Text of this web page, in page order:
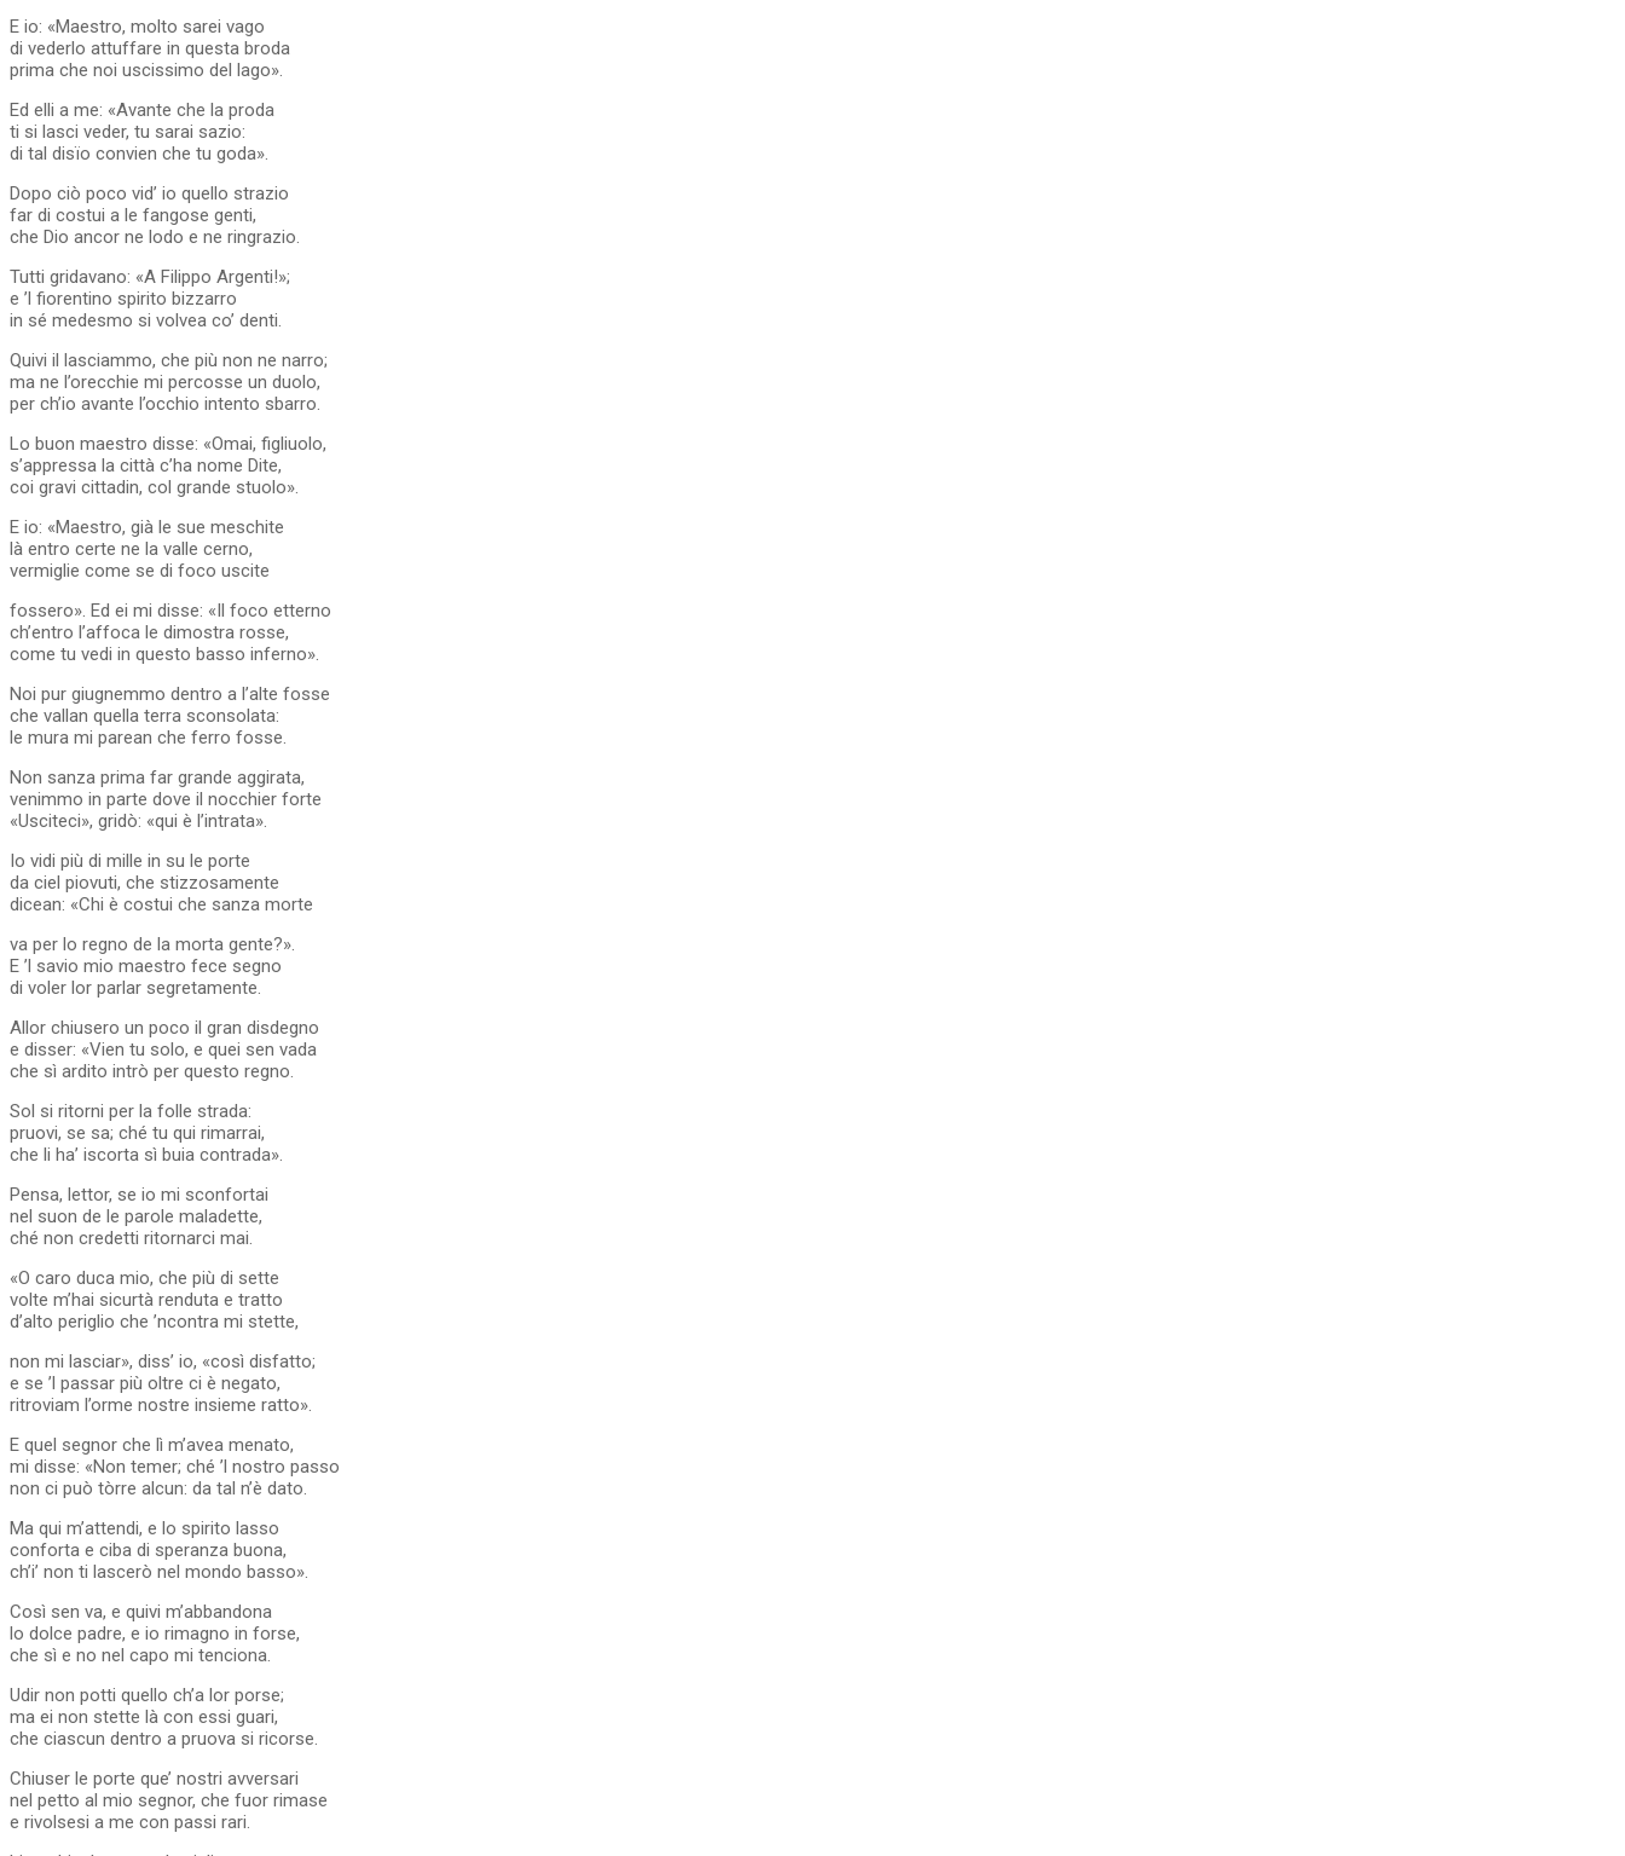
E io: «Maestro, molto sarei vago
di vederlo attuffare in questa broda
prima che noi uscissimo del lago».
Ed elli a me: «Avante che la proda
ti si lasci veder, tu sarai sazio:
di tal disïo convien che tu goda».
Dopo ciò poco vid’ io quello strazio
far di costui a le fangose genti,
che Dio ancor ne lodo e ne ringrazio.
Tutti gridavano: «A Filippo Argenti!»;
e ’l fiorentino spirito bizzarro
in sé medesmo si volvea co’ denti.
Quivi il lasciammo, che più non ne narro;
ma ne l’orecchie mi percosse un duolo,
per ch’io avante l’occhio intento sbarro.
Lo buon maestro disse: «Omai, figliuolo,
s’appressa la città c’ha nome Dite,
coi gravi cittadin, col grande stuolo».
E io: «Maestro, già le sue meschite
là entro certe ne la valle cerno,
vermiglie come se di foco uscite
fossero». Ed ei mi disse: «Il foco etterno
ch’entro l’affoca le dimostra rosse,
come tu vedi in questo basso inferno».
Noi pur giugnemmo dentro a l’alte fosse
che vallan quella terra sconsolata:
le mura mi parean che ferro fosse.
Non sanza prima far grande aggirata,
venimmo in parte dove il nocchier forte
«Usciteci», gridò: «qui è l’intrata».
Io vidi più di mille in su le porte
da ciel piovuti, che stizzosamente
dicean: «Chi è costui che sanza morte
va per lo regno de la morta gente?».
E ’l savio mio maestro fece segno
di voler lor parlar segretamente.
Allor chiusero un poco il gran disdegno
e disser: «Vien tu solo, e quei sen vada
che sì ardito intrò per questo regno.
Sol si ritorni per la folle strada:
pruovi, se sa; ché tu qui rimarrai,
che li ha’ iscorta sì buia contrada».
Pensa, lettor, se io mi sconfortai
nel suon de le parole maladette,
ché non credetti ritornarci mai.
«O caro duca mio, che più di sette
volte m’hai sicurtà renduta e tratto
d’alto periglio che ’ncontra mi stette,
non mi lasciar», diss’ io, «così disfatto;
e se ’l passar più oltre ci è negato,
ritroviam l’orme nostre insieme ratto».
E quel segnor che lì m’avea menato,
mi disse: «Non temer; ché ’l nostro passo
non ci può tòrre alcun: da tal n’è dato.
Ma qui m’attendi, e lo spirito lasso
conforta e ciba di speranza buona,
ch’i’ non ti lascerò nel mondo basso».
Così sen va, e quivi m’abbandona
lo dolce padre, e io rimagno in forse,
che sì e no nel capo mi tenciona.
Udir non potti quello ch’a lor porse;
ma ei non stette là con essi guari,
che ciascun dentro a pruova si ricorse.
Chiuser le porte que’ nostri avversari
nel petto al mio segnor, che fuor rimase
e rivolsesi a me con passi rari.